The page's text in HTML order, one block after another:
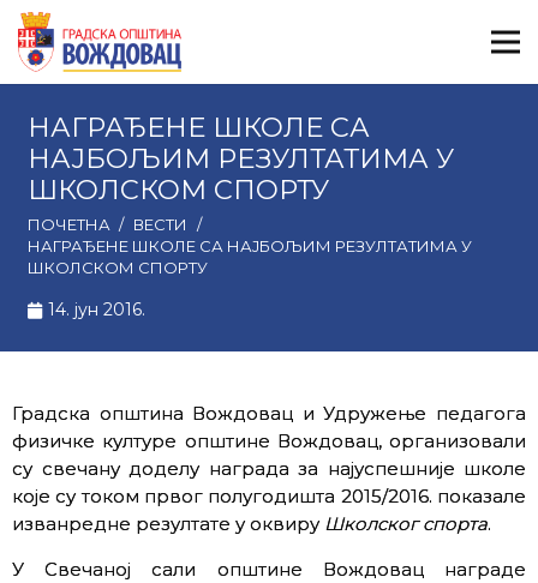
НАГРАЂЕНЕ ШКОЛЕ СА
НАЈБОЉИМ РЕЗУЛТАТИМА У
ШКОЛСКОМ СПОРТУ
ПОЧЕТНА / ВЕСТИ
/
НАГРАЂЕНЕ ШКОЛЕ СА НАЈБОЉИМ РЕЗУЛТАТИМА У
ШКОЛСКОМ СПОРТУ
14. јун 2016.
Градска општина Вождовац и Удружење педагога
физичке културе општине Вождовац, организовали
су свечану доделу награда за најуспешније школе
које су током првог полугодишта 2015/2016. показале
изванредне резултате у оквиру Школског спорта.
У Свечаној сали општине Вождовац награде